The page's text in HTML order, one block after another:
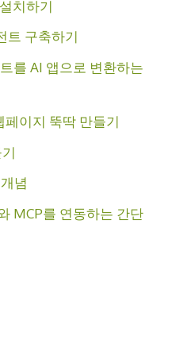
치하기
트 구축하기
를 AI 앱으로 변환하는
이지 뚝딱 만들기
념
MCP를 연동하는 간단